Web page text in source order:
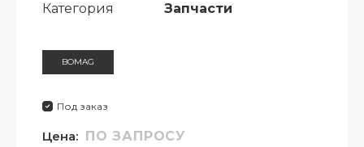
Категория Запчасти
BOMAG
Под заказ
Цена: ПО ЗАПРОСУ